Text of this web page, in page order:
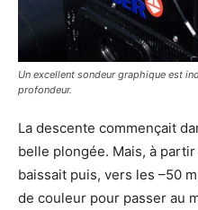
Un excellent sondeur graphique est
profondeur.
La descente commençait
belle plongée. Mais, à
baissait puis, vers les –50
de couleur pour passer au